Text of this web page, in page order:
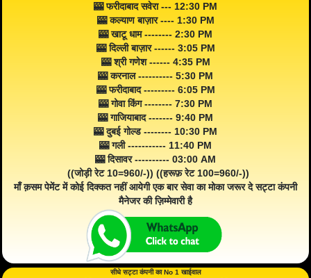
🎰 फरीदाबाद सवेरा --- 12:30 PM
🎰 कल्याण बाज़ार ---- 1:30 PM
🎰 खाटू धाम -------- 2:30 PM
🎰 दिल्ली बाज़ार ------ 3:05 PM
🎰 श्री गणेश ------ 4:35 PM
🎰 करनाल ---------- 5:30 PM
🎰 फरीदाबाद --------- 6:05 PM
🎰 गोवा किंग -------- 7:30 PM
🎰 गाजियाबाद ------- 9:40 PM
🎰 दुबई गोल्ड -------- 10:30 PM
🎰 गली ----------- 11:40 PM
🎰 दिसावर ---------- 03:00 AM
((जोड़ी रेट 10=960/-)) ((हरूफ़ रेट 100=960/-))
माँ क़सम पेमेंट में कोई दिक्कत नहीं आयेगी एक बार सेवा का मोका जरूर दे सट्टा कंपनी
मैनेजर की ज़िम्मेवारी है
सीधे सट्टा कंपनी का No 1 खाईवाल